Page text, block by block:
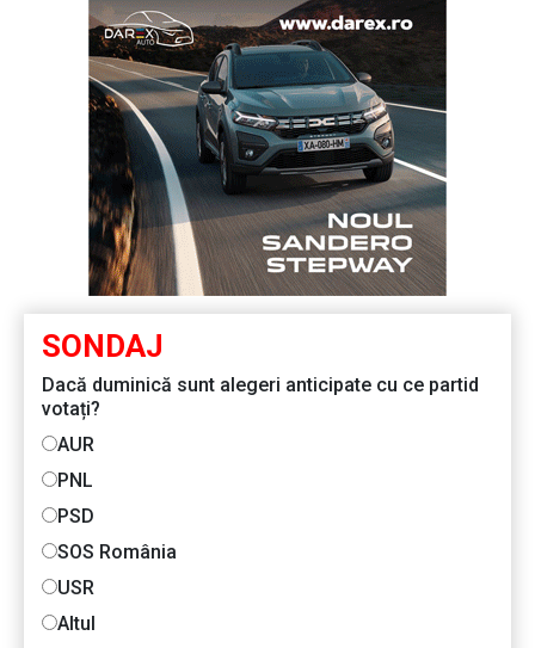
SONDAJ
Dacă duminică sunt alegeri anticipate cu ce partid
votați?
AUR
PNL
PSD
SOS România
USR
Altul